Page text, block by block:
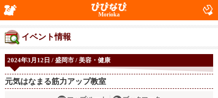
Morioka
イベント情報
2024年3月12日 / 盛岡市 / 美容・健康
元気はなまる筋力アップ教室